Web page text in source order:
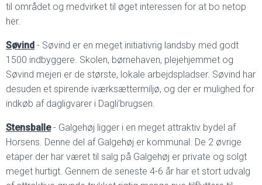
til området og medvirket til øget interessen for at bo netop
her.
Søvind - Søvind er en meget initiativrig landsby med godt
1500 indbyggere. Skolen, børnehaven, plejehjemmet og
Søvind mejeri er de største, lokale arbejdspladser. Søvind har
desuden et spirende iværksættermiljø, og der er mulighed for
indkøb af dagligvarer i Dagli’brugsen.
Stensballe- Galgehøj ligger i en meget attraktiv bydel af
Horsens. Denne del af Galgehøj er kommunal. De 2 øvrige
etaper der har været til salg på Galgehøj er private og solgt
meget hurtigt. Gennem de seneste 4-6 år har et stort udvalg